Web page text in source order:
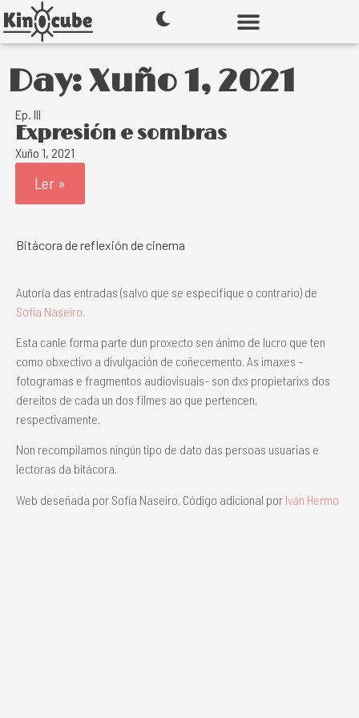
Day: Xuño 1, 2021
Ep. III
Expresión e sombras
Xuño 1, 2021
Ler »
Bitácora de reflexión de cinema
Autoría das entradas (salvo que se especifique o contrario) de
Sofía Naseiro.
Esta canle forma parte dun proxecto sen ánimo de lucro que ten
como obxectivo a divulgación de coñecemento. As imaxes –
fotogramas e fragmentos audiovisuais– son dxs propietarixs dos
dereitos de cada un dos filmes ao que pertencen,
respectivamente.
Non recompilamos ningún tipo de dato das persoas usuarias e
lectoras da bitácora.
Web deseñada por Sofía Naseiro. Código adicional por Iván Hermo